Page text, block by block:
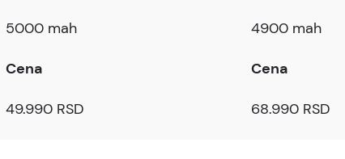
5000 mah
Cena
49.990 RSD
4900 mah
Cena
68.990 RSD